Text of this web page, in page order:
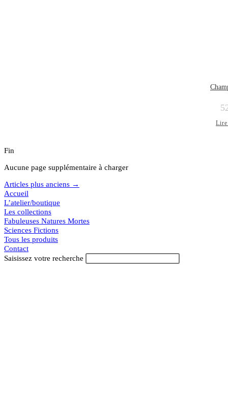
Fin
Aucune page supplémentaire à charger
Articles plus anciens →
Accueil
L’atelier/boutique
Les collections
Fabuleuses Natures Mortes
Sciences Fictions
Tous les produits
Contact
Toggle
website
search
Rechercher
Saisissez votre recherche